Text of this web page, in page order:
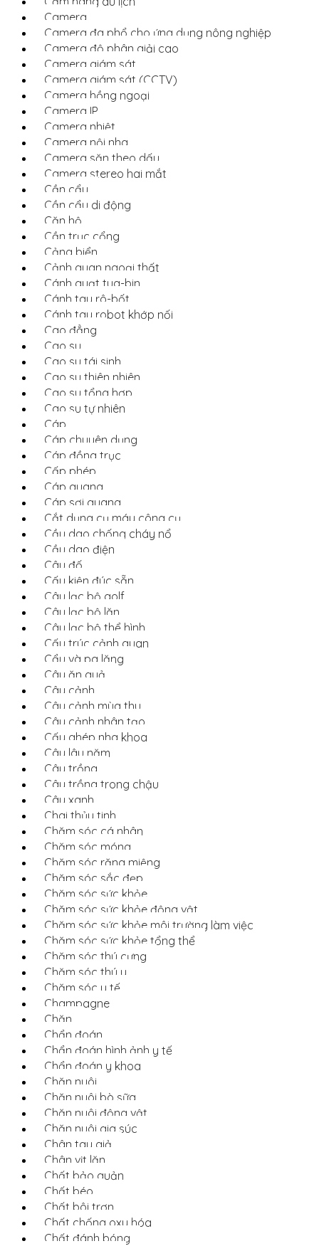
Camera
Camera đa phổ cho ứng dụng nông nghiệp
Camera độ phân giải cao
Camera giám sát
Camera giám sát (CCTV)
Camera hồng ngoại
Camera IP
Camera nhiệt
Camera nội nha
Camera săn theo dấu
Camera stereo hai mắt
Cần cẩu
Cần cẩu di động
Căn hộ
Cần trục cổng
Cảng biển
Cảnh quan ngoại thất
Cánh quạt tua-bin
Cánh tay rô-bốt
Cánh tay robot khớp nối
Cao đẳng
Cao su
Cao su tái sinh
Cao su thiên nhiên
Cao su tổng hợp
Cao su tự nhiên
Cáp
Cáp chuyên dụng
Cáp đồng trục
Cấp phép
Cáp quang
Cáp sợi quang
Cắt dụng cụ máy công cụ
Cầu dao chống cháy nổ
Cầu dao điện
Câu đố
Cấu kiện đúc sẵn
Câu lạc bộ golf
Câu lạc bộ lặn
Câu lạc bộ thể hình
Cấu trúc cảnh quan
Cẩu và pa lăng
Cây ăn quả
Cây cảnh
Cây cảnh mùa thu
Cây cảnh nhân tạo
Cấy ghép nha khoa
Cây lâu năm
Cây trồng
Cây trồng trong chậu
Cây xanh
Chai thủy tinh
Chăm sóc cá nhân
Chăm sóc móng
Chăm sóc răng miệng
Chăm sóc sắc đẹp
Chăm sóc sức khỏe
Chăm sóc sức khỏe động vật
Chăm sóc sức khỏe môi trường làm việc
Chăm sóc sức khỏe tổng thể
Chăm sóc thú cưng
Chăm sóc thú y
Chăm sóc y tế
Champagne
Chăn
Chẩn đoán
Chẩn đoán hình ảnh y tế
Chẩn đoán y khoa
Chăn nuôi
Chăn nuôi bò sữa
Chăn nuôi động vật
Chăn nuôi gia súc
Chân tay giả
Chân vịt lặn
Chất bảo quản
Chất béo
Chất bôi trơn
Chất chống oxy hóa
Chất đánh bóng